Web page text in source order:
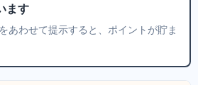
ます
あわせて提示すると、ポイントが貯ま